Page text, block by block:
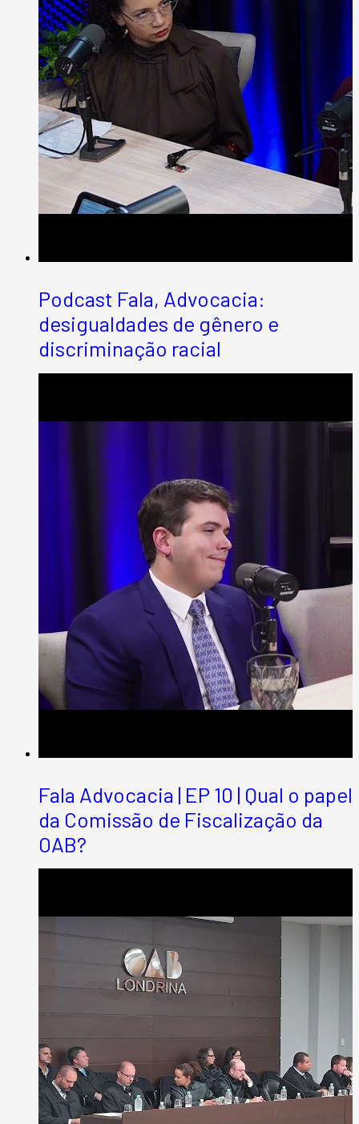
Podcast Fala, Advocacia:
desigualdades de gênero e
discriminação racial
Fala Advocacia | EP 10 | Qual o papel
da Comissão de Fiscalização da
OAB?